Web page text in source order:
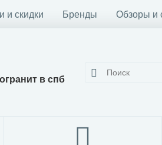
и скидки Бренды Обзоры и
в спб